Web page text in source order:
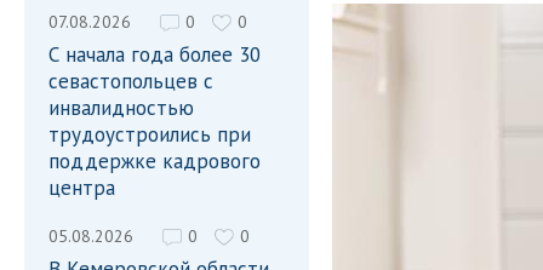
07.08.2026 0 0
С начала года более 30
севастопольцев с
инвалидностью
трудоустроились при
поддержке кадрового
центра
05.08.2026 0 0